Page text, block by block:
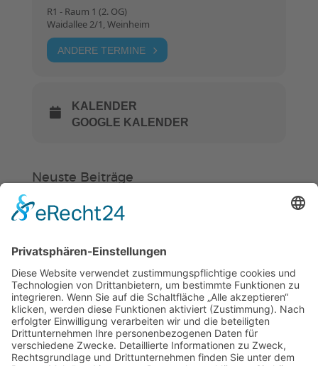
R1 - Raum 1 (2. OG)
Waidallee 2/1, Weinheim
ANDERE TERMINE
KALENDER
GOOGLE KALENDER
Neuste Beiträge
Verein
ab 13 Uhr geschlossen
„Am Ende bekommt jeder ein
Schwimmabzeichen“